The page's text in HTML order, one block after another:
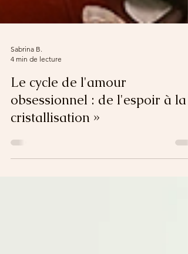
4 min de lecture
Le cycle de l'amour
obsessionnel : de l'espoir à la «
cristallisation »